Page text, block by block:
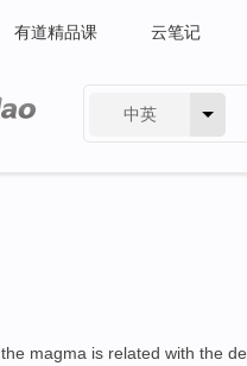
有道精品课 云笔记
中英
the magma is related with the